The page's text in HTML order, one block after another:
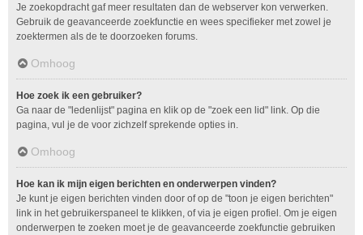
Je zoekopdracht gaf meer resultaten dan de webserver kon verwerken.
Gebruik de geavanceerde zoekfunctie en wees specifieker met zowel je
zoektermen als de te doorzoeken forums.
Omhoog
Hoe zoek ik een gebruiker?
Ga naar de "ledenlijst" pagina en klik op de "zoek een lid" link. Op die
pagina, vul je de voor zichzelf sprekende opties in.
Omhoog
Hoe kan ik mijn eigen berichten en onderwerpen vinden?
Je kunt je eigen berichten vinden door of op de "toon je eigen berichten"
link in het gebruikerspaneel te klikken, of via je eigen profiel. Om je eigen
onderwerpen te zoeken moet je de geavanceerde zoekfunctie gebruiken